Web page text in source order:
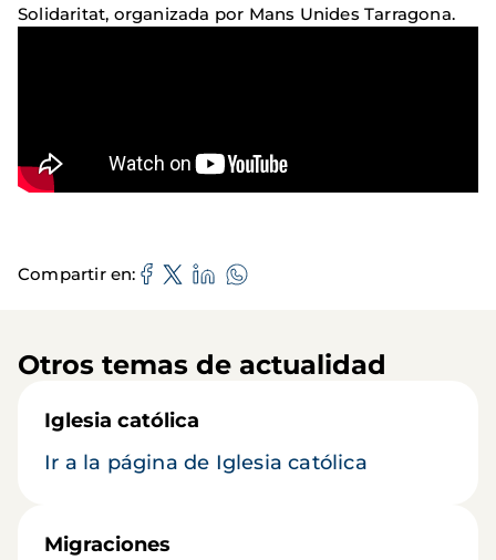
Solidaritat, organizada por Mans Unides Tarragona.
Compartir en
Otros temas de actualidad
Iglesia católica
Ir a la página de Iglesia católica
Migraciones